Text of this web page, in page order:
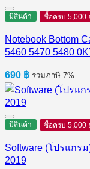
มีสินค้า ซื้อครบ 5,000
Notebook Bottom
5460 5470 5480
690 ฿ รวมภาษี 7%
มีสินค้า ซื้อครบ 5,000
Software (โปรแกรม
2019